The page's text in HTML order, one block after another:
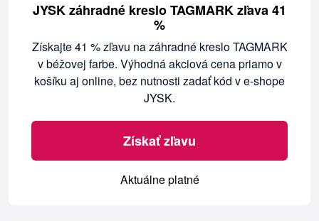
JYSK záhradné kreslo TAGMARK zľava 41
%
Získajte 41 % zľavu na záhradné kreslo TAGMARK
v béžovej farbe. Výhodná akciová cena priamo v
košíku aj online, bez nutnosti zadať kód v e-shope
JYSK.
Získať zľavu
Aktuálne platné